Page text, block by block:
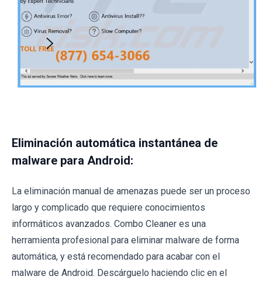
Eliminación automática instantánea de
malware para Android:
La eliminación manual de amenazas puede ser un proceso
largo y complicado que requiere conocimientos
informáticos avanzados. Combo Cleaner es una
herramienta profesional para eliminar malware de forma
automática, y está recomendado para acabar con el
malware de Android. Descárguelo haciendo clic en el